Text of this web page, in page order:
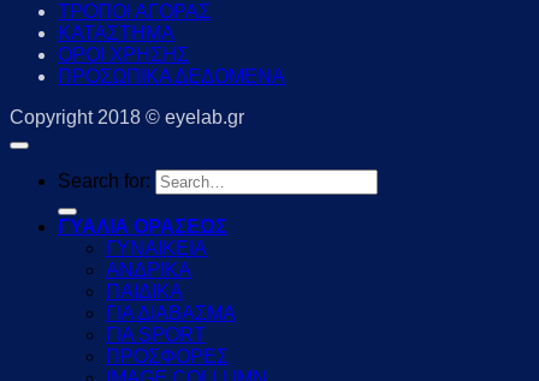
ΤΡΟΠΟΙ ΑΓΟΡΑΣ
ΚΑΤΑΣΤΗΜΑ
ΟΡΟΙ ΧΡΗΣΗΣ
ΠΡΟΣΩΠΙΚΑ ΔΕΔΟΜΕΝΑ
Copyright 2018 © eyelab.gr
Search for:
ΓΥΑΛΙΑ ΟΡΑΣΕΩΣ
ΓΥΝΑΙΚΕΙΑ
ΑΝΔΡΙΚΑ
ΠΑΙΔΙΚΑ
ΓΙΑ ΔΙΑΒΑΣΜΑ
ΓΙΑ SPORT
ΠΡΟΣΦΟΡΕΣ